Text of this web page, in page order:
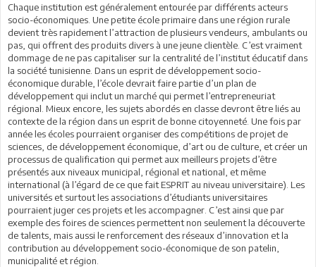
Chaque institution est généralement entourée par différents acteurs
socio-économiques. Une petite école primaire dans une région rurale
devient très rapidement l’attraction de plusieurs vendeurs, ambulants ou
pas, qui offrent des produits divers à une jeune clientèle. C’est vraiment
dommage de ne pas capitaliser sur la centralité de l’institut éducatif dans
la société tunisienne. Dans un esprit de développement socio-
économique durable, l’école devrait faire partie d’un plan de
développement qui inclut un marché qui permet l’entrepreneuriat
régional. Mieux encore, les sujets abordés en classe devront être liés au
contexte de la région dans un esprit de bonne citoyenneté. Une fois par
année les écoles pourraient organiser des compétitions de projet de
sciences, de développement économique, d’art ou de culture, et créer un
processus de qualification qui permet aux meilleurs projets d’être
présentés aux niveaux municipal, régional et national, et même
international (à l’égard de ce que fait ESPRIT au niveau universitaire). Les
universités et surtout les associations d’étudiants universitaires
pourraient juger ces projets et les accompagner. C’est ainsi que par
exemple des foires de sciences permettent non seulement la découverte
de talents, mais aussi le renforcement des réseaux d’innovation et la
contribution au développement socio-économique de son patelin,
municipalité et région.